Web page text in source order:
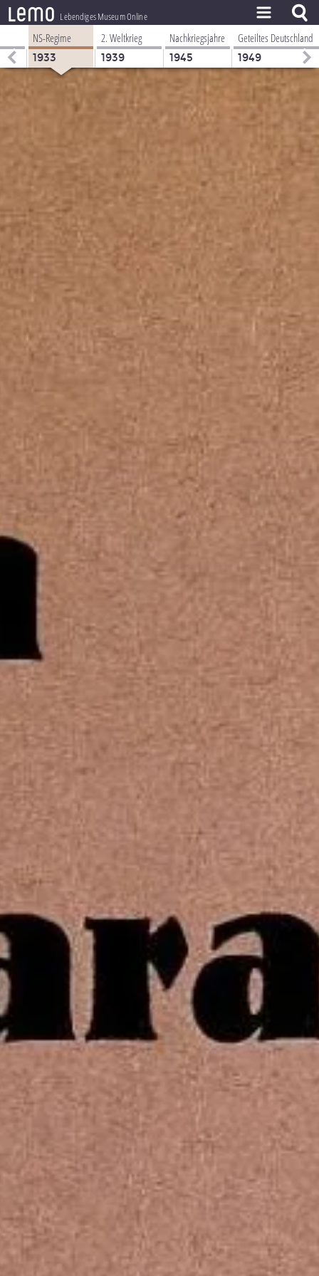
lemo Lebendiges Museum Online
ZEITSTRAHL
THEMEN
ZEITZEUGEN
PROJEKT
NS-Regime
1933
2. Weltkrieg
1939
Nachkriegsjahre
1945
Geteiltes Deutschland
1949